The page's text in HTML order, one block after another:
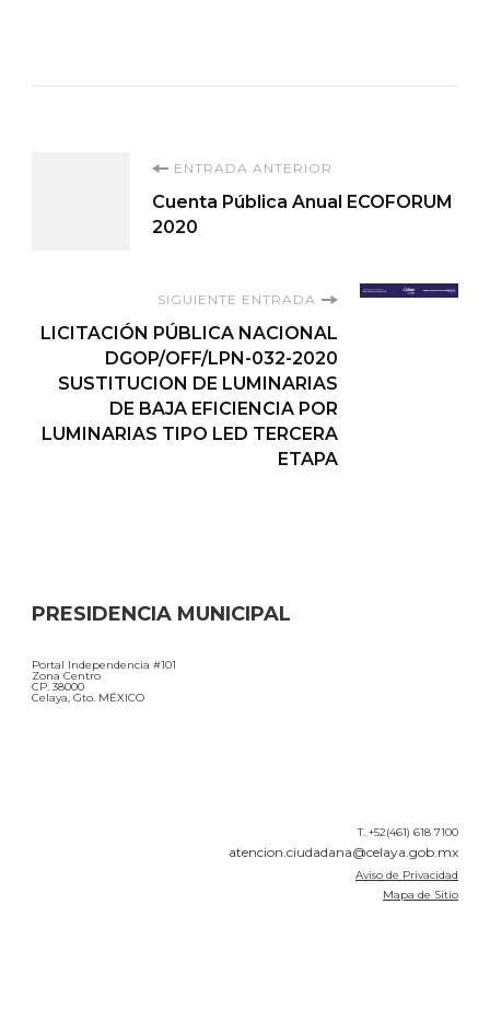
Navegación
entradas
ENTRADA ANTERIOR
Cuenta Pública Anual ECOFORUM
2020
SIGUIENTE ENTRADA
LICITACIÓN PÚBLICA NACIONAL
DGOP/OFF/LPN-032-2020
SUSTITUCION DE LUMINARIAS
DE BAJA EFICIENCIA POR
LUMINARIAS TIPO LED TERCERA
ETAPA
PRESIDENCIA MUNICIPAL
Portal Independencia #101
Zona Centro
CP. 38000
Celaya, Gto. MÉXICO
T. +52(461) 618 7100
atencion.ciudadana@celaya.gob.mx
Aviso de Privacidad
Mapa de Sitio